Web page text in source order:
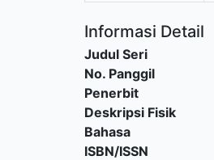
Informasi Detail
Judul Seri
No. Panggil
Penerbit
Deskripsi Fisik
Bahasa
ISBN/ISSN